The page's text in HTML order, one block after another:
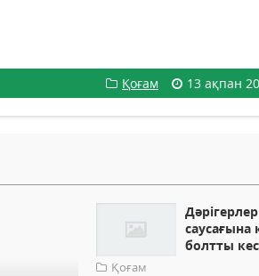
Қоғам 13 ақпан
саусағына
болтты
Қоғам